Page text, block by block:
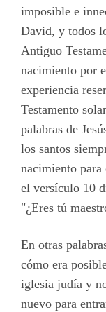
imposible e
David, y todos
Antiguo
nacimiento por
experiencia
Testamento
palabras de
los santos
nacimiento
el versículo 10
"¿Eres tú
En otras
cómo era
iglesia judía y
nuevo para